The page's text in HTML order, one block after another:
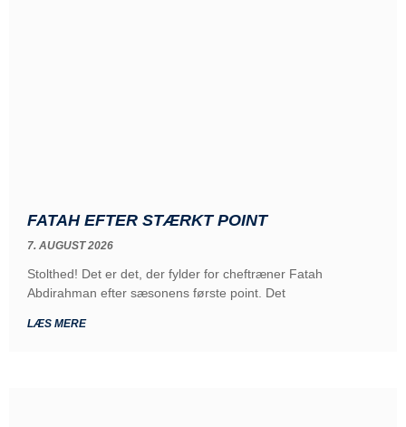
FATAH EFTER STÆRKT POINT
7. AUGUST 2026
Stolthed! Det er det, der fylder for cheftræner Fatah
Abdirahman efter sæsonens første point. Det
LÆS MERE